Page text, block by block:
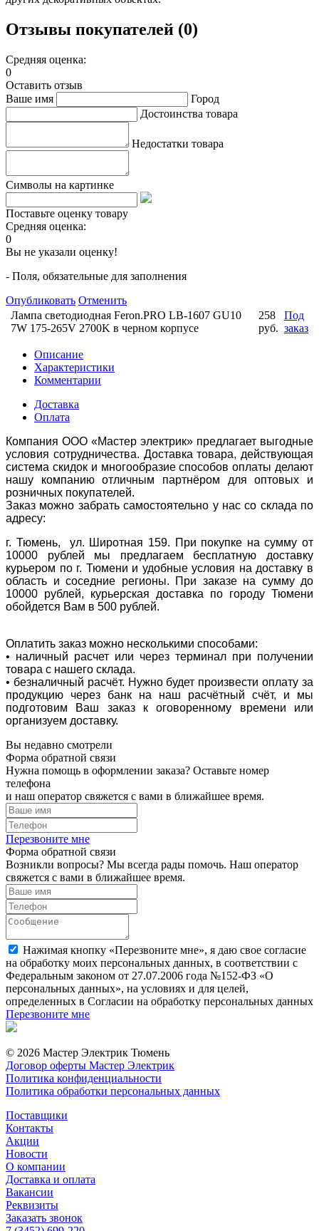
Отзывы покупателей (0)
Средняя оценка:
0
Оставить отзыв
Ваше имя
Город
Достоинства товара
Недостатки товара
Символы на картинке
Поставьте оценку товару
Средняя оценка:
0
Вы не указали оценку!
- Поля, обязательные для заполнения
Опубликовать Отменить
Лампа светодиодная Feron.PRO LB-1607 GU10
7W 175-265V 2700K в черном корпусе
258
руб.
Под
заказ
Описание
Характеристики
Комментарии
Доставка
Оплата
Компания ООО «Мастер электрик» предлагает выгодные
условия сотрудничества. Доставка товара, действующая
система скидок и многообразие способов оплаты делают
нашу компанию отличным партнёром для оптовых и
розничных покупателей.
Заказ можно забрать самостоятельно у нас со склада по
адресу:
г. Тюмень, ул. Широтная 159. При покупке на сумму от
10000 рублей мы предлагаем бесплатную доставку
курьером по г. Тюмени и удобные условия на доставку в
область и соседние регионы. При заказе на сумму до
10000 рублей, курьерская доставка по городу Тюмени
обойдется Вам в 500 рублей.
Оплатить заказ можно несколькими способами:
• наличный расчет или через терминал при получении
товара с нашего склада.
• безналичный расчёт. Нужно будет произвести оплату за
продукцию через банк на наш расчётный счёт, и мы
подготовим Ваш заказ к оговоренному времени или
организуем доставку.
Вы недавно смотрели
Форма обратной связи
Нужна помощь в оформлении заказа? Оставьте номер
телефона
и наш оператор свяжется с вами в ближайшее время.
Перезвоните мне
Форма обратной связи
Возникли вопросы? Мы всегда рады помочь. Наш оператор
свяжется с вами в ближайшее время.
Нажимая кнопку «Перезвоните мне», я даю свое согласие
на обработку моих персональных данных, в соответствии с
Федеральным законом от 27.07.2006 года №152-ФЗ «О
персональных данных», на условиях и для целей,
определенных в Согласии на обработку персональных данных
Перезвоните мне
© 2026 Мастер Электрик Тюмень
Договор оферты Мастер Электрик
Политика конфиденциальности
Политика обработки персональных данных
Поставщики
Контакты
Акции
Новости
О компании
Доставка и оплата
Вакансии
Реквизиты
Заказать звонок